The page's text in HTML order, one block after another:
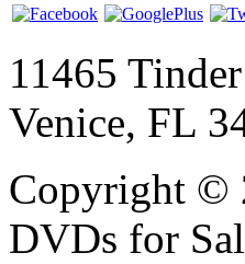
11465
Venice, FL
Copyright ©
DVDs for